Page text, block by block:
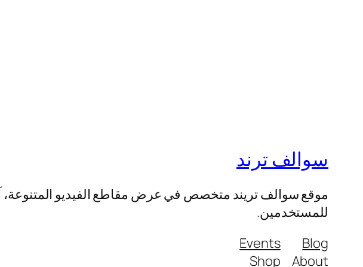
سوالف ترند
موقع سوالف تريند متخصص في عرض مقاطع الفيديو المتنوعة،
للمستخدمين.
Blog
About
Events
Shop